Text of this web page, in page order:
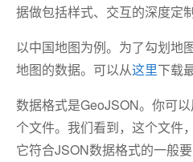
据做包括样式、交互的深度定制
以中国地图为例。为了勾划地
地图的数据。可以从这里下载
数据格式是GeoJSON。你可
个文件。我们看到，这个文件
它符合JSON数据格式的一般